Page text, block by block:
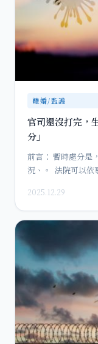
離婚/監護
官司還沒打完，
分」
前言： 暫時處分是，法院依（中間裁定），目的在因應緊急狀
況、。 法院可以依
2025.12.29